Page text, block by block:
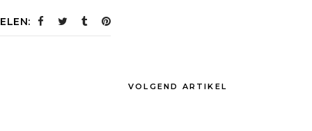
VOLGEND ARTIKEL